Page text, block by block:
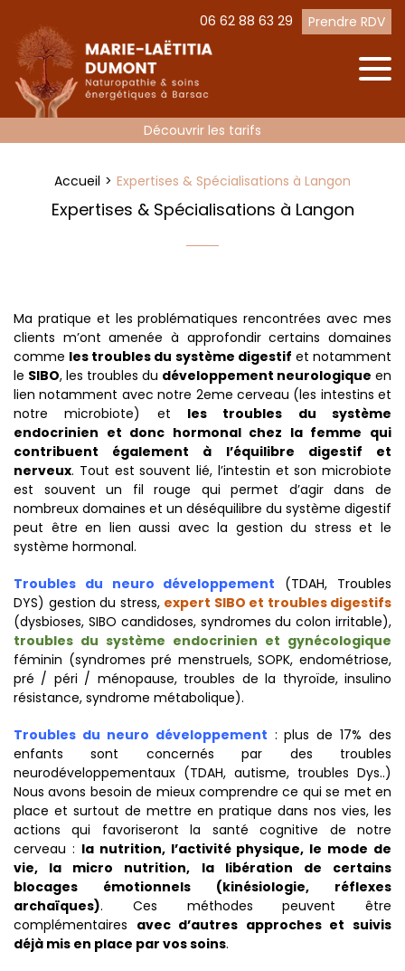
06 62 88 63 29 Prendre RDV
Découvrir les tarifs
Accueil Expertises & Spécialisations à Langon
Expertises & Spécialisations à Langon
Ma pratique et les problématiques rencontrées avec mes
clients m’ont amenée à approfondir certains domaines
comme les troubles du système digestif et notamment
le SIBO, les troubles du développement neurologique en
lien notamment avec notre 2eme cerveau (les intestins et
notre microbiote) et les troubles du système
endocrinien et donc hormonal chez la femme qui
contribuent également à l’équilibre digestif et
nerveux. Tout est souvent lié, l’intestin et son microbiote
est souvent un fil rouge qui permet d’agir dans de
nombreux domaines et un déséquilibre du système digestif
peut être en lien aussi avec la gestion du stress et le
système hormonal.
Troubles du neuro développement
(TDAH, Troubles
DYS) gestion du stress, expert SIBO et troubles digestifs
(dysbioses, SIBO candidoses, syndromes du colon irritable),
troubles du système endocrinien et gynécologique
féminin (syndromes pré menstruels, SOPK, endométriose,
pré / péri / ménopause, troubles de la thyroïde, insulino
résistance, syndrome métabolique).
Troubles du neuro développement : plus de 17% des
enfants sont concernés par des troubles
neurodéveloppementaux (TDAH, autisme, troubles Dys..)
Nous avons besoin de mieux comprendre ce qui se met en
place et surtout de mettre en pratique dans nos vies, les
actions qui favoriseront la santé cognitive de notre
cerveau : la nutrition, l’activité physique, le mode de
vie, la micro nutrition, la libération de certains
blocages émotionnels (kinésiologie, réflexes
archaïques). Ces méthodes peuvent être
complémentaires avec d’autres approches et suivis
déjà mis en place par vos soins.